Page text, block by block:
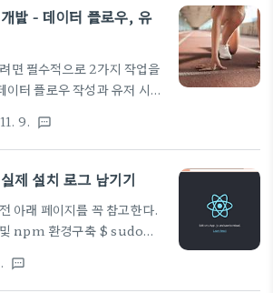
) class 내에 "class Meta:"
abstract = True 로 속성을
테이블로 변환되지 않고
로 남겨둔다. 즉,
보면 "updated_at"
가 다른 테이블에 거의 공
발 - 데이터 플로우, 유
면 필수적으로 2가지 작업을
터 플로우 작성과 유저 시나
신 분들은 이렇게 개발을 시
보는 것이 여러모로 도움이 될
은 작업들이네) 암튼 조은씨의
실무 가이드 : 요구사항 분
터 플로우 Data Flow 판서
식을 정해야 하고, 인증이 되
9. textsms
제 설치 로그 남기기
아래 페이지를 꼭 참고한다.
npm 환경구축 $ sudo
다.
textsms